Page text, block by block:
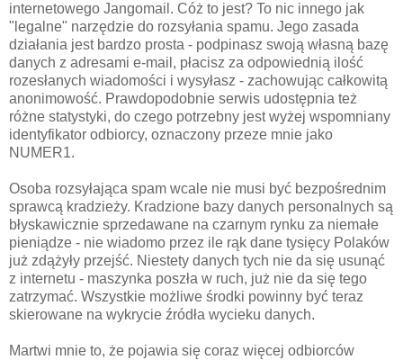
internetowego Jangomail. Cóż to jest? To nic innego jak
"legalne" narzędzie do rozsyłania spamu. Jego zasada
działania jest bardzo prosta - podpinasz swoją własną bazę
danych z adresami e-mail, płacisz za odpowiednią ilość
rozesłanych wiadomości i wysyłasz - zachowując całkowitą
anonimowość. Prawdopodobnie serwis udostępnia też
różne statystyki, do czego potrzebny jest wyżej wspomniany
identyfikator odbiorcy, oznaczony przeze mnie jako
NUMER1.
Osoba rozsyłająca spam wcale nie musi być bezpośrednim
sprawcą kradzieży. Kradzione bazy danych personalnych są
błyskawicznie sprzedawane na czarnym rynku za niemałe
pieniądze - nie wiadomo przez ile rąk dane tysięcy Polaków
już zdążyły przejść. Niestety danych tych nie da się usunąć
z internetu - maszynka poszła w ruch, już nie da się tego
zatrzymać. Wszystkie możliwe środki powinny być teraz
skierowane na wykrycie źródła wycieku danych.
Martwi mnie to, że pojawia się coraz więcej odbiorców